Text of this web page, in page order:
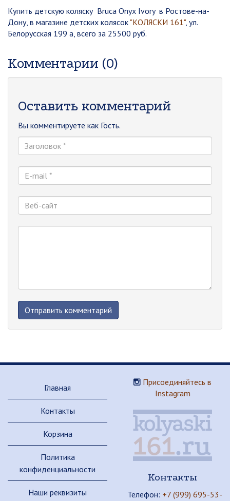
Купить детскую коляску Bruca Onyx Ivory в Ростове-на-
Дону, в магазине детских колясок "КОЛЯСКИ 161", ул.
Белорусская 199 а, всего за 25500 руб.
Комментарии (0)
Оставить комментарий
Вы комментируете как Гость.
Главная
Контакты
Корзина
Политика
конфиденциальности
Наши реквизиты
Присоединяйтесь в
Instagram
Контакты
Телефон: +7 (999) 695-53-